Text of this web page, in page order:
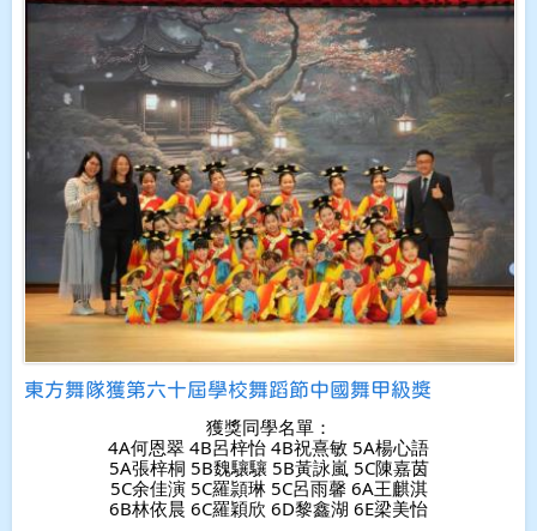
東方舞隊獲第六十屆學校舞蹈節中國舞甲級獎
獲獎同學名單：
4A何恩翠 4B呂梓怡 4B祝熹敏 5A楊心語
5A張梓桐 5B魏驤驤 5B黃詠嵐 5C陳嘉茵
5C余佳演 5C羅頴琳 5C呂雨馨 6A王麒淇
6B林依晨 6C羅穎欣 6D黎鑫湖 6E梁美怡